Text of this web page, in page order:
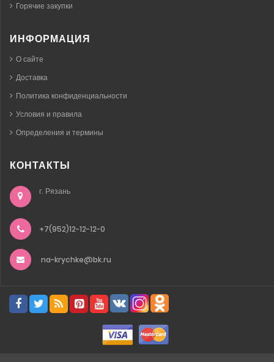
Горячие закупки
ИНФОРМАЦИЯ
О сайте
Доставка
Политика конфиденциальности
Условия и правила
Определения и термины
КОНТАКТЫ
г. Рязань
+7(952)12-12-12-0
na-krychke@bk.ru